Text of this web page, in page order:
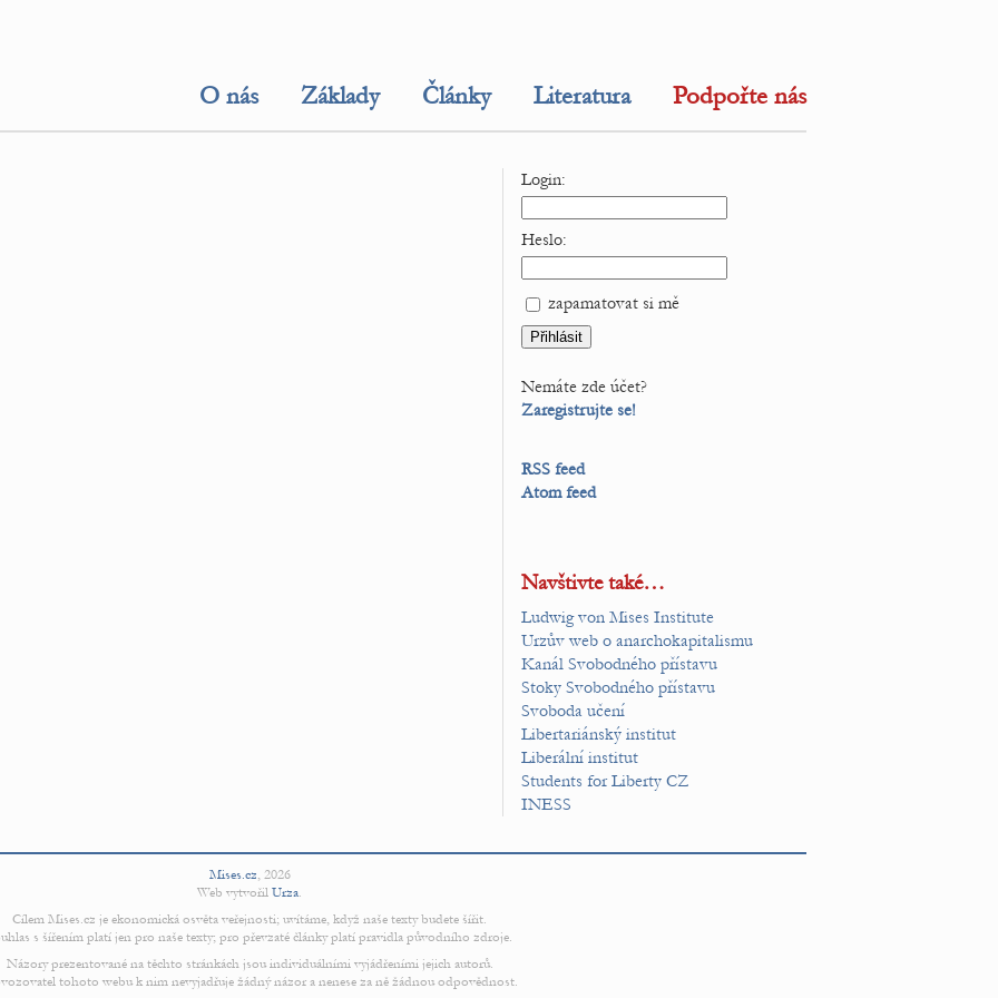
O nás Základy Články Literatura Podpořte nás
Login:
Heslo:
zapamatovat si mě
Nemáte zde účet?
Zaregistrujte se!
RSS feed
Atom feed
Navštivte také…
Ludwig von Mises Institute
Urzův web o anarchokapitalismu
Kanál Svobodného přístavu
Stoky Svobodného přístavu
Svoboda učení
Libertariánský institut
Liberální institut
Students for Liberty CZ
INESS
Mises.cz, 2026
Web vytvořil Urza.
Cílem Mises.cz je ekonomická osvěta veřejnosti; uvítáme, když naše texty budete šířit.
s šířením platí jen pro naše texty; pro převzaté články platí pravidla původního zdroje.
Názory prezentované na těchto stránkách jsou individuálními vyjádřeními jejich autorů.
tohoto webu k nim nevyjadřuje žádný názor a nenese za ně žádnou odpovědnost.